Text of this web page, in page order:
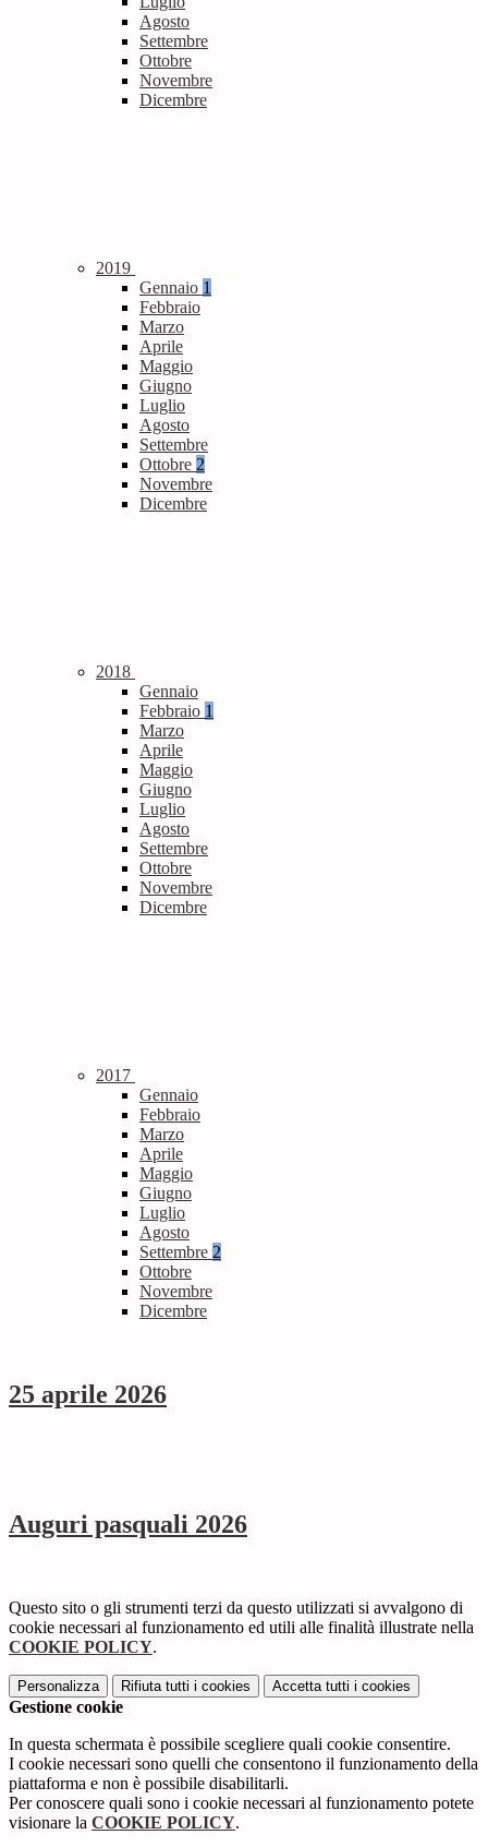
Agosto
Settembre
Ottobre
Novembre
Dicembre
2019
Gennaio 1
Febbraio
Marzo
Aprile
Maggio
Giugno
Luglio
Agosto
Settembre
Ottobre 2
Novembre
Dicembre
2018
Gennaio
Febbraio 1
Marzo
Aprile
Maggio
Giugno
Luglio
Agosto
Settembre
Ottobre
Novembre
Dicembre
2017
Gennaio
Febbraio
Marzo
Aprile
Maggio
Giugno
Luglio
Agosto
Settembre 2
Ottobre
Novembre
Dicembre
25 aprile 2026
Auguri pasquali 2026
Questo sito o gli strumenti terzi da questo utilizzati si avvalgono di
cookie necessari al funzionamento ed utili alle finalità illustrate nella
COOKIE POLICY.
Personalizza Rifiuta tutti i cookies Accetta tutti i cookies
Gestione cookie
In questa schermata è possibile scegliere quali cookie consentire.
I cookie necessari sono quelli che consentono il funzionamento della
piattaforma e non è possibile disabilitarli.
Per conoscere quali sono i cookie necessari al funzionamento potete
visionare la COOKIE POLICY.